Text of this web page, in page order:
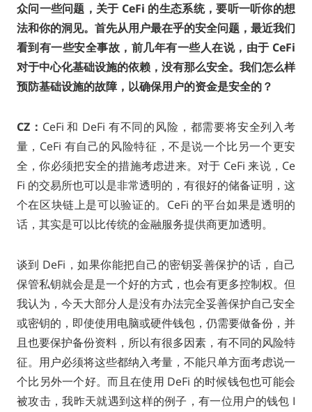
众问一些问题，关于 CeFi 的生态系统，要听一听你的想
法和你的洞见。首先从用户最在乎的安全问题，最近我们
看到有一些安全事故，前几年有一些人在说，由于 CeFi
对于中心化基础设施的依赖，没有那么安全。我们怎么样
预防基础设施的故障，以确保用户的资金是安全的？
CZ： CeFi 和 DeFi 有不同的风险，都需要将安全列入考
量，CeFi 有自己的风险特征，不是说一个比另一个更安
全，你必须把安全的措施考虑进来。对于 CeFi 来说，Ce
Fi 的交易所也可以是非常透明的，有很好的储备证明，这
个在区块链上是可以验证的。CeFi 的平台如果是透明的
话，其实是可以比传统的金融服务提供商更加透明。
谈到 DeFi，如果你能把自己的密钥妥善保护的话，自己
保管私钥就会是是一个好的方式，也会有更多控制权。但
我认为，今天大部分人是没有办法完全妥善保护自己安全
或密钥的，即使使用电脑或硬件钱包，仍需要做备份，并
且也要保护备份资料，所以有很多因素，有不同的风险特
征。用户必须将这些都纳入考量，不能只单方面考虑说一
个比另外一个好。而且在使用 DeFi 的时候钱包也可能会
被攻击，我昨天就遇到这样的例子，有一位用户的钱包 I